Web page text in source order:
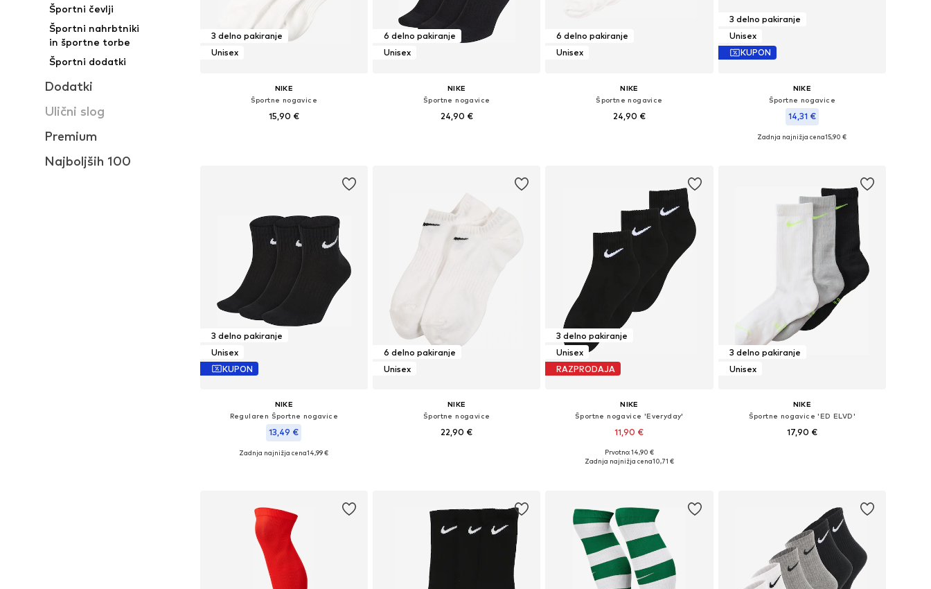
Športni čevlji
Športni nahrbtniki
in športne torbe
Športni dodatki
Dodatki
Ulični slog
Premium
Najboljših 100
3 delno pakiranje
Unisex
NIKE
Športne nogavice
15,90 €
6 delno pakiranje
Unisex
NIKE
Športne nogavice
24,90 €
6 delno pakiranje
Unisex
NIKE
Športne nogavice
24,90 €
3 delno pakiranje
Unisex
KUPON
NIKE
Športne nogavice
14,31 €
Zadnja najnižja cena15,90 €
3 delno pakiranje
Unisex
KUPON
NIKE
Regularen Športne nogavice
13,49 €
Razpoložljive velikosti: 34-38, 38-42, 46-50
Zadnja najnižja cena14,99 €
6 delno pakiranje
Unisex
NIKE
Športne nogavice
22,90 €
3 delno pakiranje
Unisex
RAZPRODAJA
NIKE
Športne nogavice 'Everyday'
11,90 €
Razpoložljive velikosti: 34-38, 38-42, 46-50
Prvotno: 14,90 €
Zadnja najnižja cena10,71 €
3 delno pakiranje
Unisex
NIKE
Športne nogavice 'ED ELVD'
17,90 €